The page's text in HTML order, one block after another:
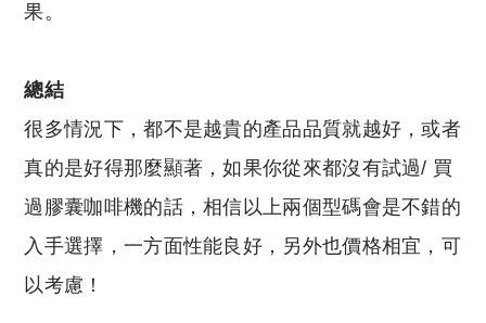
果。
總結
很多情況下，都不是越貴的產品品質就越好，或者
真的是好得那麼顯著，如果你從來都沒有試過/ 買
過膠囊咖啡機的話，相信以上兩個型碼會是不錯的
入手選擇，一方面性能良好，另外也價格相宜，可
以考慮！